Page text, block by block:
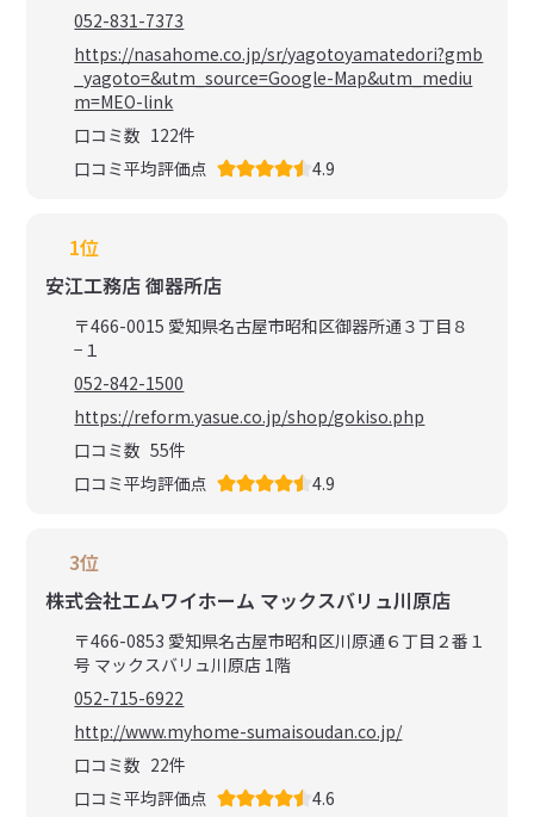
052-831-7373
https://nasahome.co.jp/sr/yagotoyamatedori?gmb
_yagoto=&utm_source=Google-Map&utm_mediu
m=MEO-link
口コミ数 122件
口コミ平均評価点
4.9
1位
安江工務店 御器所店
〒466-0015 愛知県名古屋市昭和区御器所通３丁目８
−１
052-842-1500
https://reform.yasue.co.jp/shop/gokiso.php
口コミ数 55件
口コミ平均評価点
4.9
3位
株式会社エムワイホーム マックスバリュ川原店
〒466-0853 愛知県名古屋市昭和区川原通６丁目２番１
号 マックスバリュ川原店 1階
052-715-6922
http://www.myhome-sumaisoudan.co.jp/
口コミ数 22件
口コミ平均評価点
4.6